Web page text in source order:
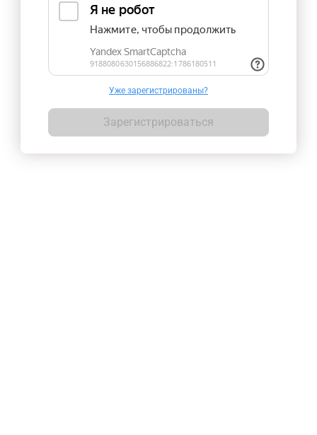
Уже зарегистрированы?
Зарегистрироваться